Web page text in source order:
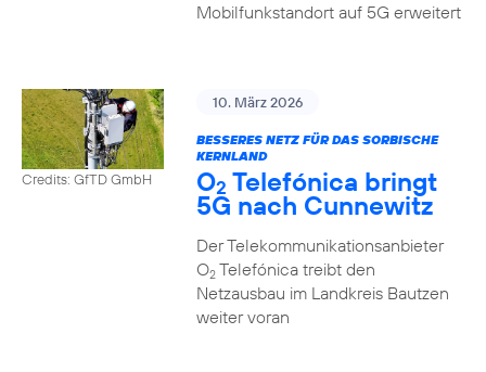
Mobilfunkstandort auf 5G erweitert
Credits: GfTD GmbH
10. März 2026
BESSERES NETZ FÜR DAS SORBISCHE
KERNLAND
O2 Telefónica bringt
5G nach Cunnewitz
Der Telekommunikationsanbieter
O2Telefónica treibt den
Netzausbau im Landkreis Bautzen
weiter voran